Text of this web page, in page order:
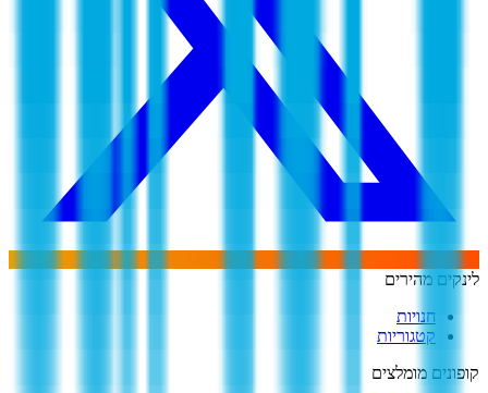
לינקים מהירים
חנויות
קטגוריות
קופונים מומלצים